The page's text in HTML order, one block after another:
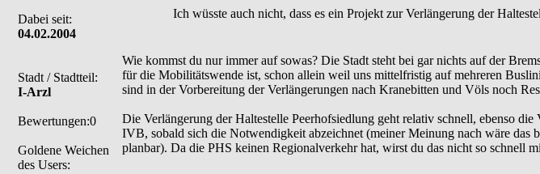
Dabei seit:
04.02.2004
Stadt / Stadtteil:
I-Arzl
Bewertungen:0
Goldene Weichen
des Users:
Ich wüsste auch nicht, dass es ein Projekt zur Verlängerung der
Wie kommst du nur immer auf sowas? Die Stadt steht bei gar nichts auf der
für die Mobilitätswende ist, schon allein weil uns mittelfristig auf mehreren
sind in der Vorbereitung der Verlängerungen nach Kranebitten und Völs noch
Die Verlängerung der Haltestelle Peerhofsiedlung geht relativ schnell, ebenso
IVB, sobald sich die Notwendigkeit abzeichnet (meiner Meinung nach wäre das
planbar). Da die PHS keinen Regionalverkehr hat, wirst du das nicht so schnell